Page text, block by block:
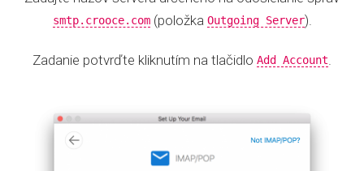
smtp.crooce.com(položka Outgoing Server).
Zadanie potvrďte kliknutím na tlačidlo Add Account.